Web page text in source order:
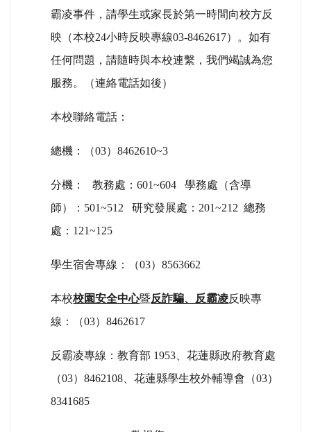
霸凌事件，請學生或家長於第一時間向校方反
映（本校24小時反映專線03-8462617）。如有
任何問題，請隨時與本校連繫，我們竭誠為您
服務。（連絡電話如後）
本校聯絡電話：
總機：（03）8462610~3
分機： 教務處：601~604 學務處（含導
師）：501~512 研究發展處：201~212 總務
處：121~125
學生宿舍專線：（03）8563662
本校校園安全中心暨反詐騙、反霸凌反映專
線：（03）8462617
反霸凌專線：教育部 1953、花蓮縣政府教育處
（03）8462108、花蓮縣學生校外輔導會（03）
8341685